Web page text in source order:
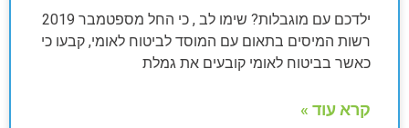
ילדכם עם מוגבלות? שימו לב , כי החל מספטמבר 2019
רשות המיסים בתאום עם המוסד לביטוח לאומי, קבעו כי
כאשר בביטוח לאומי קובעים את גמלת
קרא עוד »